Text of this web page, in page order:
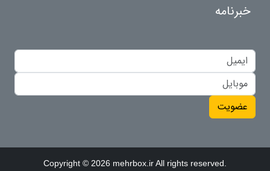
خبرنامه
عضویت
Copyright © 2026 mehrbox.ir All rights reserved.